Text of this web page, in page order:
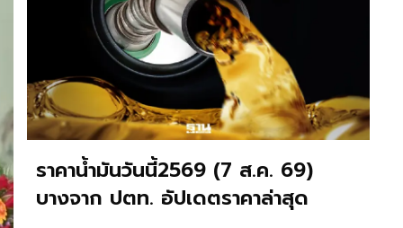
ราคาน้ำมันวันนี้2569 (7 ส.ค. 69)
บางจาก ปตท. อัปเดตราคาล่าสุด